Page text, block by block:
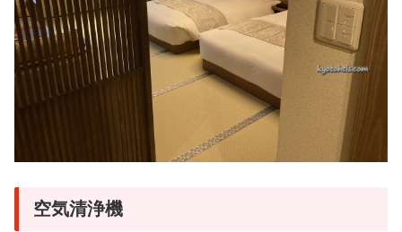
空気清浄機